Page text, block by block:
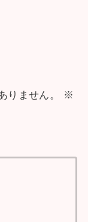
りません。
※